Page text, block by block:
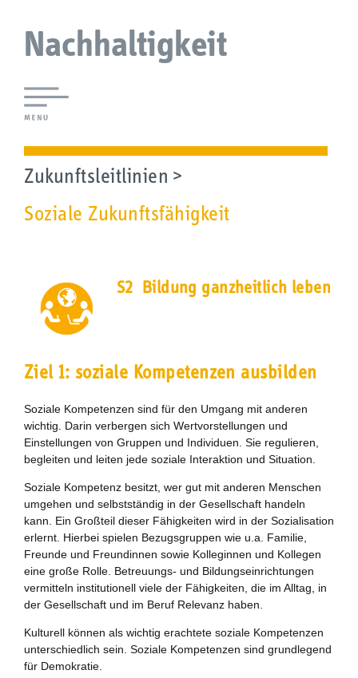
Nachhaltigkeit
Agendaforen
Zukunftsleitlinien
Wirtschaft
Kultur
Erläuterungen
SDG-Bezug
einfache Sprache
Nachhaltigkeitseinschätzung
Weiterentwicklung 2021
Nachhaltigkeitsbeirat
Berichterstattung
Zukunftspreis
Zukunftsleitlinien
Soziale Zukunftsfähigkeit
S2 Bildung ganzheitlich leben
Ziel 1: soziale Kompetenzen ausbilden
Soziale Kompetenzen sind für den Umgang mit anderen
wichtig. Darin verbergen sich Wertvorstellungen und
Einstellungen von Gruppen und Individuen. Sie regulieren,
begleiten und leiten jede soziale Interaktion und Situation.
Soziale Kompetenz besitzt, wer gut mit anderen Menschen
umgehen und selbstständig in der Gesellschaft handeln
kann. Ein Großteil dieser Fähigkeiten wird in der Sozialisation
erlernt. Hierbei spielen Bezugsgruppen wie u.a. Familie,
Freunde und Freundinnen sowie Kolleginnen und Kollegen
eine große Rolle. Betreuungs- und Bildungseinrichtungen
vermitteln institutionell viele der Fähigkeiten, die im Alltag, in
der Gesellschaft und im Beruf Relevanz haben.
Kulturell können als wichtig erachtete soziale Kompetenzen
unterschiedlich sein. Soziale Kompetenzen sind grundlegend
für Demokratie.